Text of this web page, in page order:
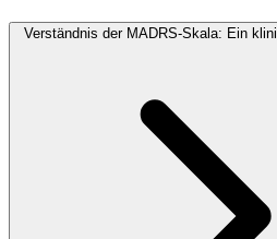
Verständnis der MADRS-Skala: Ein